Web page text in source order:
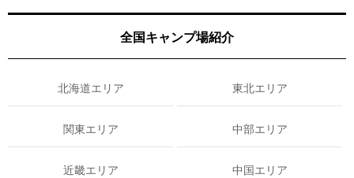
全国キャンプ場紹介
北海道エリア 東北エリア
関東エリア 中部エリア
近畿エリア 中国エリア